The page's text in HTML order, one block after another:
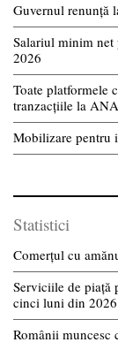
Guvernul renunță
Salariul minim
2026
Toate platformele
tranzacțiile la
Mobilizare pentru
Statistici
Comerțul cu
Serviciile de piață
cinci luni din 2026
Românii muncesc